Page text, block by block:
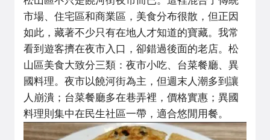
市場、住宅區和商業區，美食分布很散，但正因
如此，藏著不少只有在地人才知道的寶藏。我常
看到遊客擠在夜市入口，卻錯過後面的老店。松
山區美食大致分三類：夜市小吃、台菜餐廳、異
國料理。夜市以饒河街為主，但週末人潮多到讓
人崩潰；台菜餐廳多在巷弄裡，價格實惠；異國
料理則集中在民生社區一帶，適合悠閒用餐。